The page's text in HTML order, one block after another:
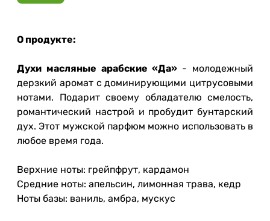
О продукте:
Духи масляные арабские «Да» - молодежный
дерзкий аромат с доминирующими цитрусовыми
нотами. Подарит своему обладателю смелость,
романтический настрой и пробудит бунтарский
дух. Этот мужской парфюм можно использовать в
любое время года.
Верхние ноты: грейпфрут, кардамон
Средние ноты: апельсин, лимонная трава, кедр
Ноты базы: ваниль, амбра, мускус